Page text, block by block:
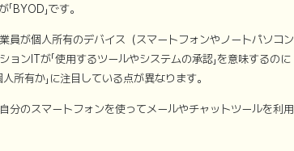
BYOD」です。
員が個人所有のデバイス（スマートフォンやノートパソコン
ンITが「使用するツールやシステムの承認」を意味するのに
所有か」に注目している点が異なります。
分のスマートフォンを使ってメールやチャットツールを利用